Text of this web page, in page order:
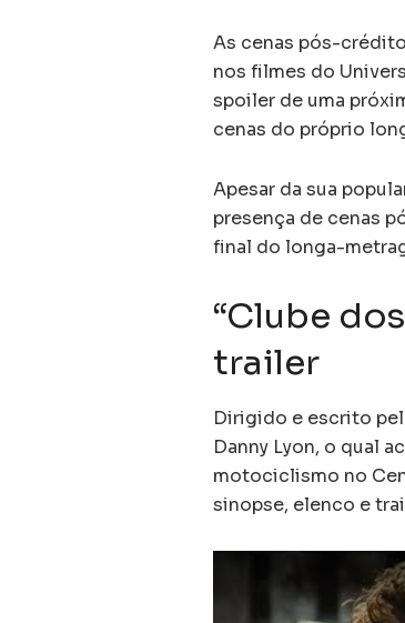
As cenas pós-
nos filmes do
spoiler de uma
cenas do próprio
Apesar da sua
presença de cenas
final do longa-
“Clube
trailer
Dirigido e escrito
Danny Lyon, o qual
motociclismo no
sinopse, elenco e